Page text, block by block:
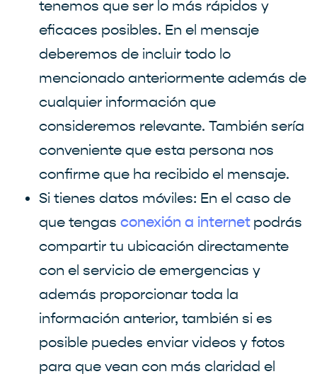
tenemos que ser lo más rápidos y
eficaces posibles. En el mensaje
deberemos de incluir todo lo
mencionado anteriormente además de
cualquier información que
consideremos relevante. También sería
conveniente que esta persona nos
confirme que ha recibido el mensaje.
Si tienes datos móviles: En el caso de
que tengas conexión a internet podrás
compartir tu ubicación directamente
con el servicio de emergencias y
además proporcionar toda la
información anterior, también si es
posible puedes enviar videos y fotos
para que vean con más claridad el